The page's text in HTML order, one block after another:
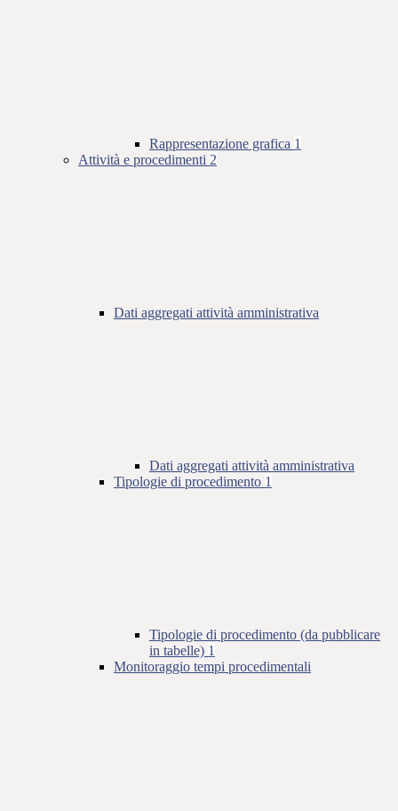
Rappresentazione grafica 1
Attività e procedimenti 2
Dati aggregati attività amministrativa
Dati aggregati attività amministrativa
Tipologie di procedimento 1
Tipologie di procedimento (da pubblicare
in tabelle) 1
Monitoraggio tempi procedimentali